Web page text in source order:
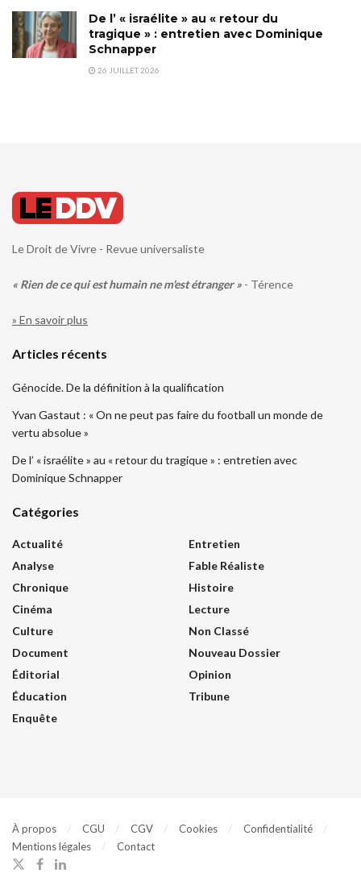
De l’ « israélite » au « retour du
tragique » : entretien avec Dominique
Schnapper
26 JUILLET 2026
Le Droit de Vivre - Revue universaliste
« Rien de ce qui est humain ne m'est étranger » - Térence
» En savoir plus
Articles récents
Génocide. De la définition à la qualification
Yvan Gastaut : « On ne peut pas faire du football un monde de
vertu absolue »
De l’ « israélite » au « retour du tragique » : entretien avec
Dominique Schnapper
Catégories
Actualité
Analyse
Chronique
Cinéma
Culture
Document
Éditorial
Éducation
Enquête
Entretien
Fable Réaliste
Histoire
Lecture
Non Classé
Nouveau Dossier
Opinion
Tribune
À propos CGU CGV Cookies
Confidentialité
Mentions légales
Contact